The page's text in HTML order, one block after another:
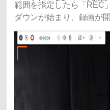
範囲を指定したら「REC
ダウンが始まり、録画が